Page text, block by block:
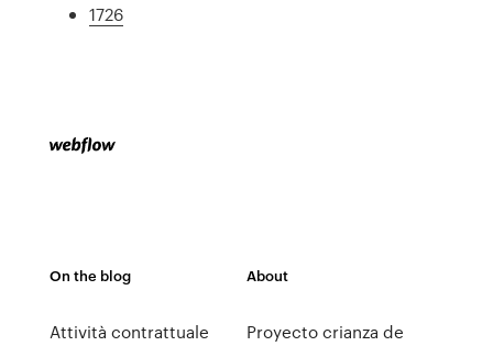
1726
On the blog
Attività contrattuale
About
Proyecto crianza de